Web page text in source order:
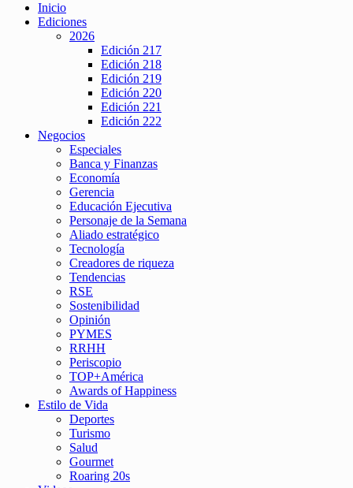
Inicio
Ediciones
2026
Edición 217
Edición 218
Edición 219
Edición 220
Edición 221
Edición 222
Negocios
Especiales
Banca y Finanzas
Economía
Gerencia
Educación Ejecutiva
Personaje de la Semana
Aliado estratégico
Tecnología
Creadores de riqueza
Tendencias
RSE
Sostenibilidad
Opinión
PYMES
RRHH
Periscopio
TOP+América
Awards of Happiness
Estilo de Vida
Deportes
Turismo
Salud
Gourmet
Roaring 20s